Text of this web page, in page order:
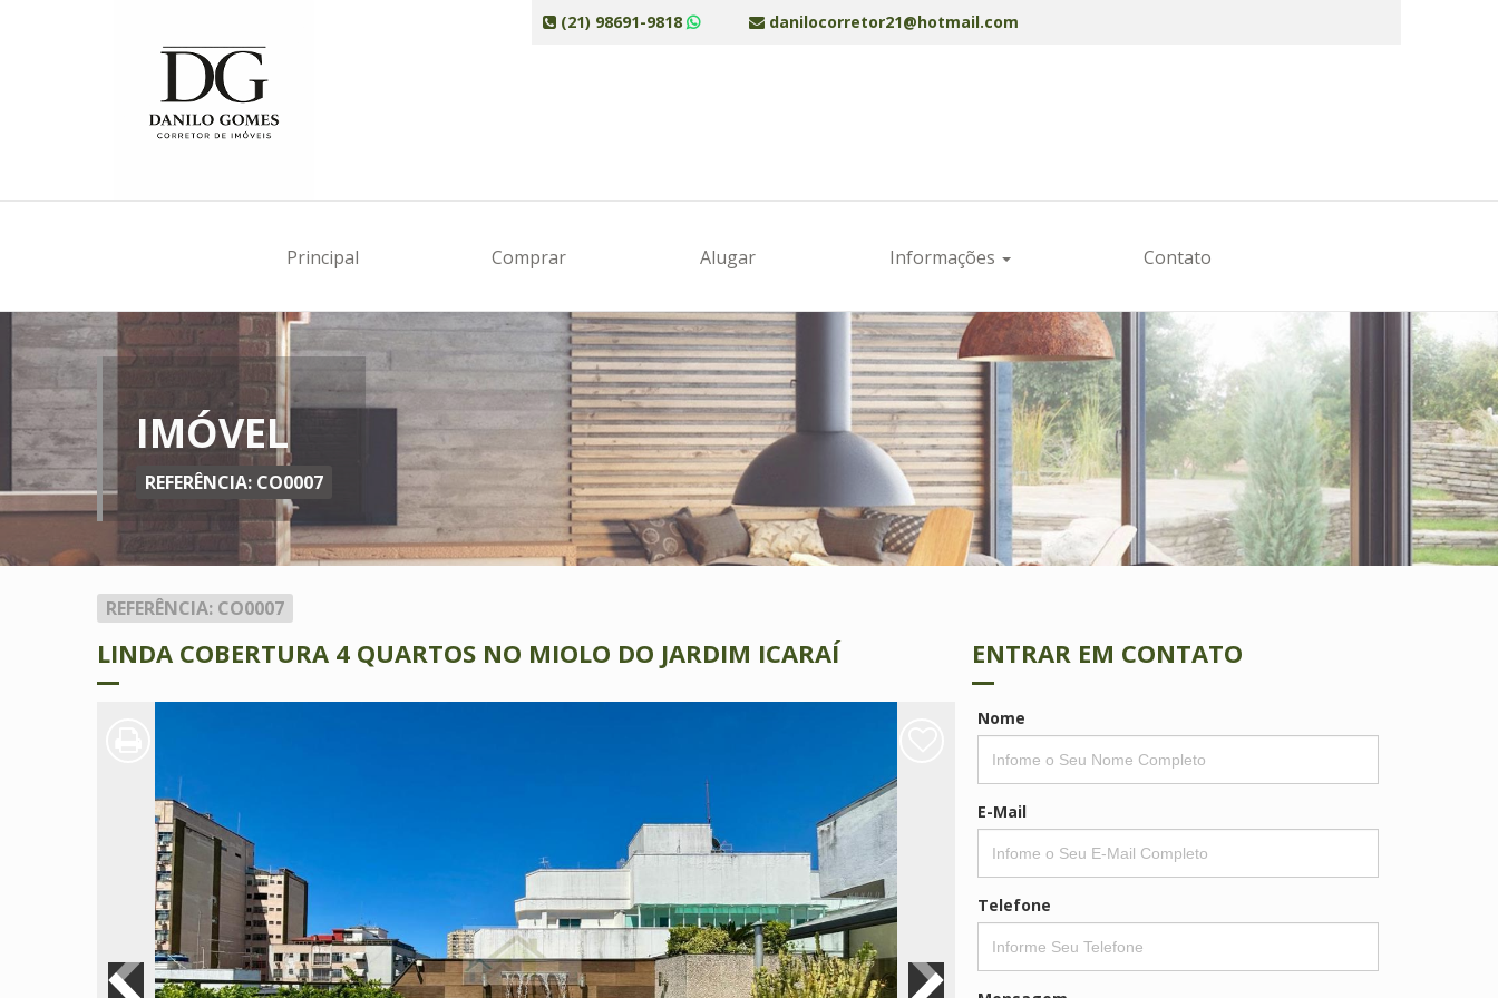
(21) 98691-9818 danilocorretor21@hotmail.com
Principal Comprar Alugar Informações Contato
IMÓVEL
REFERÊNCIA: CO0007
REFERÊNCIA: CO0007
LINDA COBERTURA 4 QUARTOS NO MIOLO DO JARDIM ICARAÍ ENTRAR EM CONTATO
Nome
E-Mail
Telefone